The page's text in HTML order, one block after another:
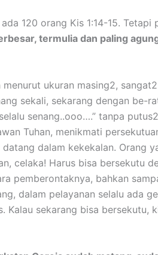
120 orang Kis 1:14-15.
termulia dan paling
ukuran masing2,
sekali, sekarang dengan be-
senang..ooo….” tanpa
Tuhan, menikmati
dalam kekekalan. Orang
celaka! Harus bisa bersekutu
pemberontaknya, bahkan
dalam pelayanan selalu ada
sekarang bisa bersekutu,